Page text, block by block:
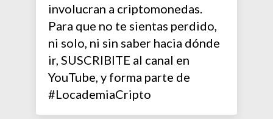
involucran a criptomonedas.
Para que no te sientas perdido,
ni solo, ni sin saber hacia dónde
ir, SUSCRIBITE al canal en
YouTube, y forma parte de
#LocademiaCripto